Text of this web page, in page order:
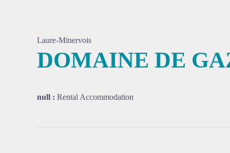
Laure-Minervois
DOMAINE DE
null : Rental Accommodation